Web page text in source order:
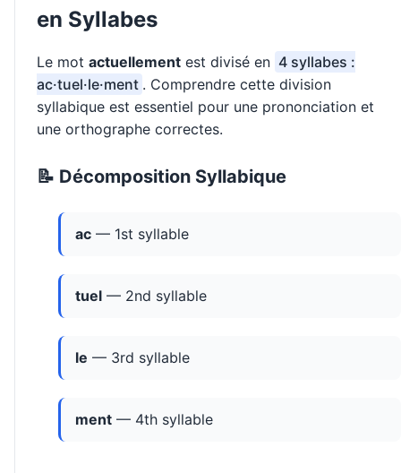
en Syllabes
Le mot actuellement est divisé en 4 syllabes :
ac·tuel·le·ment . Comprendre cette division
syllabique est essentiel pour une prononciation et
une orthographe correctes.
📝 Décomposition Syllabique
ac — 1st syllable
tuel — 2nd syllable
le — 3rd syllable
ment — 4th syllable